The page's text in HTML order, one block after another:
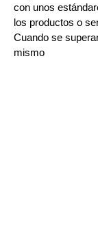
con unos
los productos o
Cuando se
mismo